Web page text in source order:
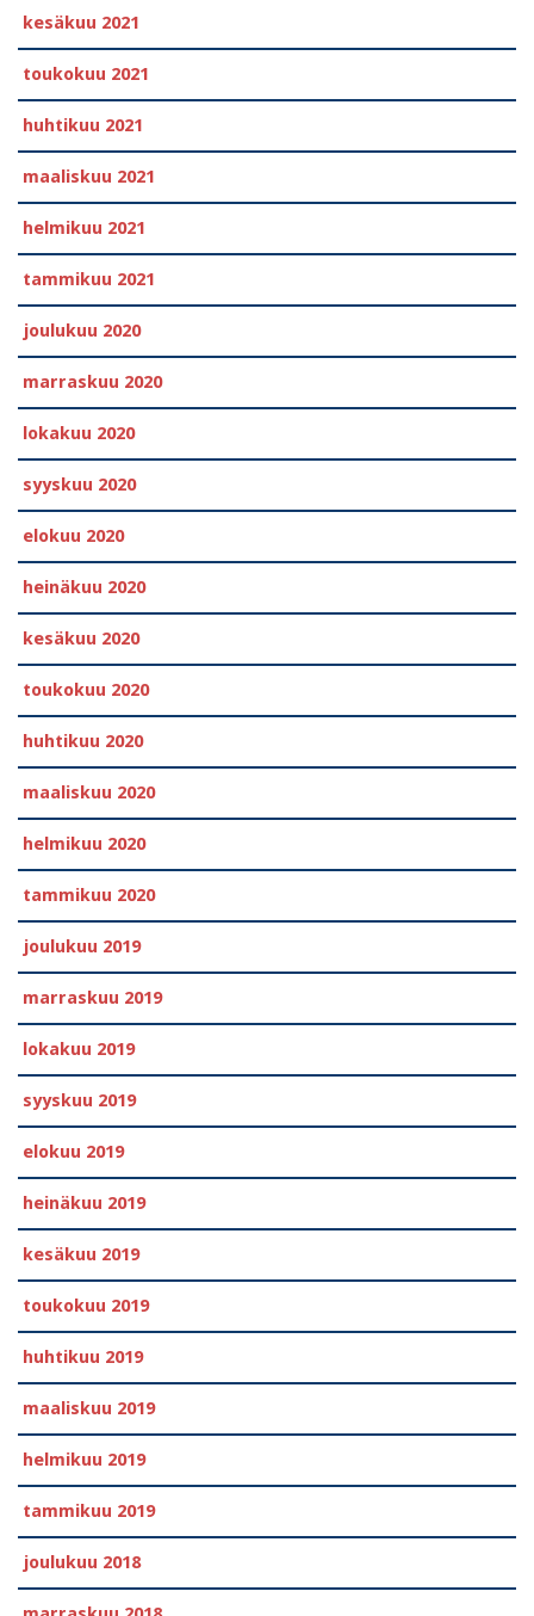
kesäkuu 2021
toukokuu 2021
huhtikuu 2021
maaliskuu 2021
helmikuu 2021
tammikuu 2021
joulukuu 2020
marraskuu 2020
lokakuu 2020
syyskuu 2020
elokuu 2020
heinäkuu 2020
kesäkuu 2020
toukokuu 2020
huhtikuu 2020
maaliskuu 2020
helmikuu 2020
tammikuu 2020
joulukuu 2019
marraskuu 2019
lokakuu 2019
syyskuu 2019
elokuu 2019
heinäkuu 2019
kesäkuu 2019
toukokuu 2019
huhtikuu 2019
maaliskuu 2019
helmikuu 2019
tammikuu 2019
joulukuu 2018